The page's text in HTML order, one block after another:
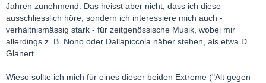
Jahren zunehmend. Das heisst aber nicht, dass ich diese
ausschliesslich höre, sondern ich interessiere mich auch -
verhältnismässig stark - für zeitgenössische Musik, wobei mir
allerdings z. B. Nono oder Dallapiccola näher stehen, als etwa D.
Glanert.
Wieso sollte ich mich für eines dieser beiden Extreme ("Alt gegen